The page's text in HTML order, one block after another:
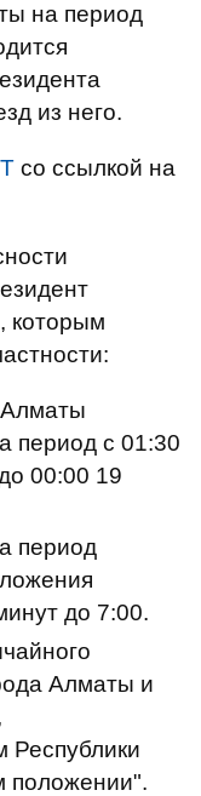
на период
из него.
со ссылкой на
которым
Алматы
период с 01:30
00:00 19
период
до 7:00.
Алматы и
Республики
положении".